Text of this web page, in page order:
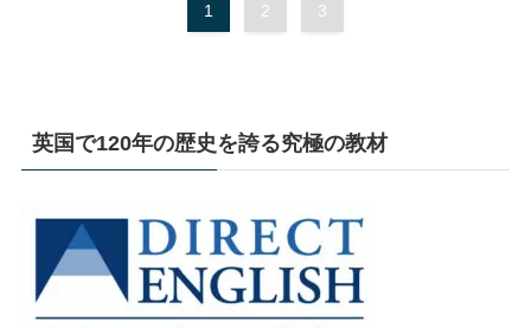
1 2 3
英国で120年の歴史を誇る究極の教材